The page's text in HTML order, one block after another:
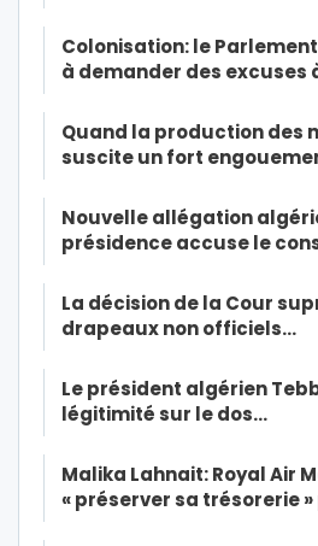
Colonisation: le
à demander des excuses
Quand la production des
suscite un fort
Nouvelle allégation
présidence accuse le
La décision de la Cour
drapeaux non officiels…
Le président algérien
légitimité sur le dos…
Malika Lahnait: Royal Air
« préserver sa trésorerie